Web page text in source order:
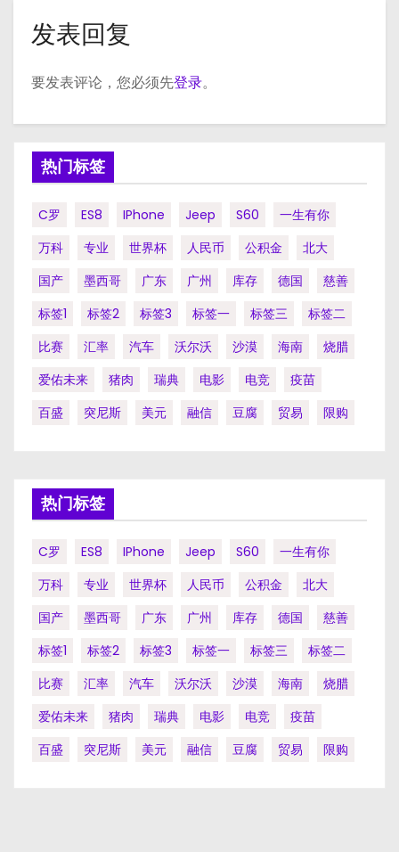
发表回复
要发表评论，您必须先登录。
热门标签
C罗 ES8 IPhone Jeep S60
一生有你
万科
专业 世界杯 人民币 公积金
北大
国产
墨西哥 广东 广州 库存 德国
慈善
标签1
标签2 标签3 标签一 标签三
标签二
比赛
汇率 汽车 沃尔沃 沙漠 海南
烧腊
爱佑未来
猪肉 瑞典 电影 电竞
疫苗
百盛
突尼斯 美元 融信 豆腐 贸易 限购
热门标签
C罗 ES8 IPhone Jeep S60
一生有你
万科
专业 世界杯 人民币 公积金
北大
国产
墨西哥 广东 广州 库存 德国
慈善
标签1
标签2 标签3 标签一 标签三
标签二
比赛
汇率 汽车 沃尔沃 沙漠 海南
烧腊
爱佑未来
猪肉 瑞典 电影 电竞
疫苗
百盛
突尼斯 美元 融信 豆腐 贸易 限购